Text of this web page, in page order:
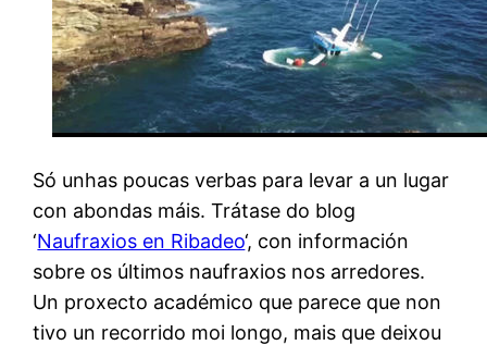
Só unhas poucas verbas para levar a un lugar
con abondas máis. Trátase do blog
‘Naufraxios en Ribadeo‘, con información
sobre os últimos naufraxios nos arredores.
Un proxecto académico que parece que non
tivo un recorrido moi longo, mais que deixou